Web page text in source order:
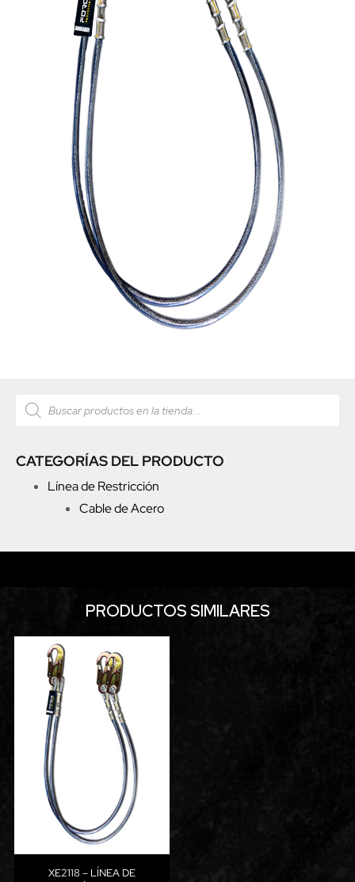
CATEGORÍAS DEL PRODUCTO
Línea de Restricción
Cable de Acero
PRODUCTOS SIMILARES
XE2118 – LÍNEA DE